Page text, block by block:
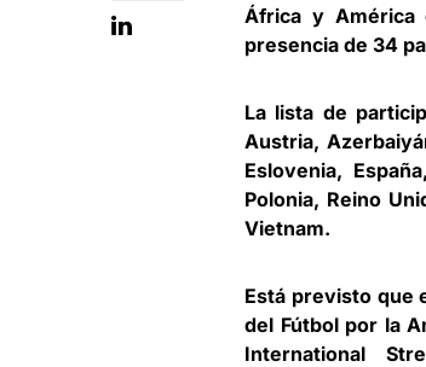
África y América
presencia de 34
La lista de
Austria,
Eslovenia,
Polonia, Reino
Vietnam.
Está previsto que
del Fútbol por la
International